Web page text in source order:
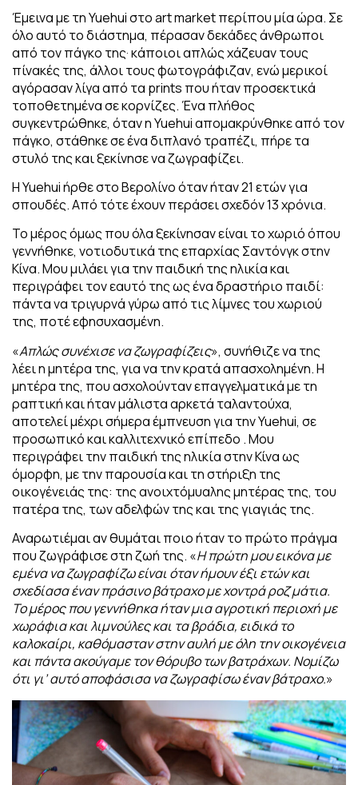
Έμεινα με τη Yuehui στο art market περίπου μία ώρα. Σε
όλο αυτό το διάστημα, πέρασαν δεκάδες άνθρωποι
από τον πάγκο της· κάποιοι απλώς χάζευαν τους
πίνακές της, άλλοι τους φωτογράφιζαν, ενώ μερικοί
αγόρασαν λίγα από τα prints που ήτανπροσεκτικά
τοποθετημένα σε κορνίζες. Ένα πλήθος
συγκεντρώθηκε, όταν η Yuehui απομακρύνθηκε από τον
πάγκο, στάθηκε σε ένα διπλανό τραπέζι, πήρε τα
στυλό της και ξεκίνησε να ζωγραφίζει.
Η Yuehui ήρθε στο Βερολίνο όταν ήταν 21 ετών για
σπουδές. Από τότε έχουν περάσει σχεδόν 13 χρόνια.
Το μέρος όμως που όλα ξεκίνησαν είναι το χωριό όπου
γεννήθηκε, νοτιοδυτικά τηςεπαρχίας Σαντόνγκ στην
Κίνα. Μου μιλάει για την παιδική της ηλικία και
περιγράφειτον εαυτό της ως ένα δραστήριο παιδί:
πάντα να τριγυρνά γύρω από τις λίμνες τουχωριού
της, ποτέ εφησυχασμένη.
«Απλώς συνέχισε να ζωγραφίζεις», συνήθιζε να της
λέει η μητέρα της, για να τηνκρατά απασχολημένη. Η
μητέρα της, που ασχολούνταν επαγγελματικά με τη
ραπτικήκαι ήταν μάλιστα αρκετά ταλαντούχα,
αποτελεί μέχρι σήμερα έμπνευση για τηνYuehui, σε
προσωπικό και καλλιτεχνικό επίπεδο . Μου
περιγράφει την παιδική τηςηλικία στην Κίνα ως
όμορφη, με την παρουσία και τη στήριξη της
οικογένειάς της: της ανοιχτόμυαλης μητέρας της, του
πατέρα της, των αδελφών τηςκαι της γιαγιάς της.
Αναρωτιέμαι αν θυμάται ποιο ήταν το πρώτο πράγμα
που ζωγράφισε στη ζωή της. «Ηπρώτη μου εικόνα με
εμένα να ζωγραφίζω είναι όταν ήμουν έξι ετών και
σχεδίασα έναν πράσινο βάτραχο με χοντρά ροζ μάτια.
Το μέρος που γεννήθηκα ήταν μια αγροτική περιοχή με
χωράφια και λιμνούλες και τα βράδια, ειδικά το
καλοκαίρι, καθόμασταν στην αυλή με όλη την οικογένεια
και πάντα ακούγαμε τον θόρυβο των βατράχων. Νομίζω
ότι γι’ αυτό αποφάσισα να ζωγραφίσω έναν βάτραχο.»